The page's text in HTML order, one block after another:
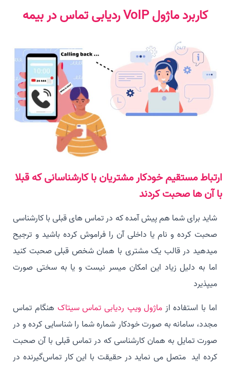
کاربرد ماژول VoIP ردیابی تماس در بیمه
ارتباط مستقیم خودکار مشتریان با کارشناسانی که قبلا
با آن ها صحبت کردند
شاید برای شما هم پیش آمده که در تماس های قبلی با کارشناسی
صحبت کرده و نام یا داخلی آن را فراموش کرده باشید و ترجیح
میدهید در قالب یک مشتری با همان شخص قبلی صحبت کنید
اما به دلیل زیاد این امکان میسر نیست و یا به سختی صورت
میپذیرد
اما با استفاده از ماژول ویپ ردیابی تماس سیتاک هنگام تماس
مجدد، سامانه به صورت خودکار شماره شما را شناسایی کرده و در
صورت تمایل به همان کارشناسی که در تماس قبلی با آن صحبت
کرده اید متصل می نماید در حقیقت با این کار تماس‌گیرنده در